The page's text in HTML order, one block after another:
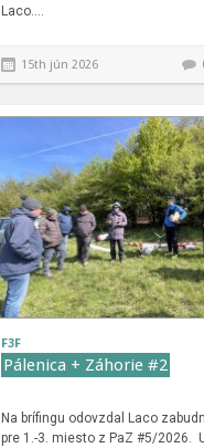
Laco….
15th jún 2026
F3F
Pálenica + Záhorie #2
Na brífingu odovzdal Laco
pre 1.-3. miesto z PaZ #5/2026.